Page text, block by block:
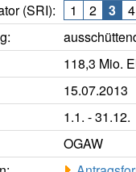
(SRI):
1 2 3 4
118,3 Mio.
15.07.2013
1.1. - 31.12.
OGAW